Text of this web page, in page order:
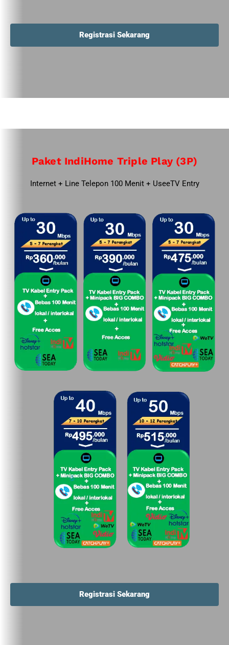
Registrasi Sekarang
Paket IndiHome Triple Play (3P)
Internet + Line Telepon 100 Menit + UseeTV Entry
Registrasi Sekarang